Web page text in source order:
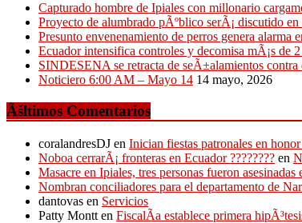
Capturado hombre de Ipiales con millonario
Proyecto de alumbrado pÃºblico serÃ¡ discutido en
Presunto envenenamiento de perros genera alarma
Ecuador intensifica controles y decomisa mÃ¡s de
SINDESENA se retracta de seÃ±alamientos
Noticiero 6:00 AM – Mayo 14 14 mayo, 2026
Ãšltimos Comentarios
coralandresDJ en Inician fiestas patronales en
Noboa cerrarÃ¡ fronteras en Ecuador ???????? en
Masacre en Ipiales, tres personas fueron
Nombran conciliadores para el departamento de
dantovas en Servicios
Patty Montt en FiscalÃ­a establece primera